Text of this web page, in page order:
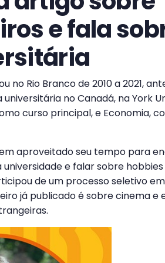
e fala
no Rio Branco de 2010 a 2021,
no Canadá, na York
curso principal, e Economia,
aproveitado seu tempo para
e falar sobre
de um processo seletivo
já publicado é sobre cinema e